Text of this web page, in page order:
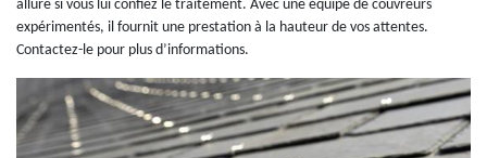
allure si vous lui confiez le traitement. Avec une équipe de couvreurs
expérimentés, il fournit une prestation à la hauteur de vos attentes.
Contactez-le pour plus d’informations.